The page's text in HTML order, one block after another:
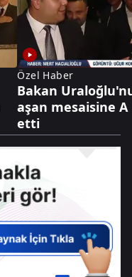
Özel Haber
Bakan
aşan mesaisine
etti